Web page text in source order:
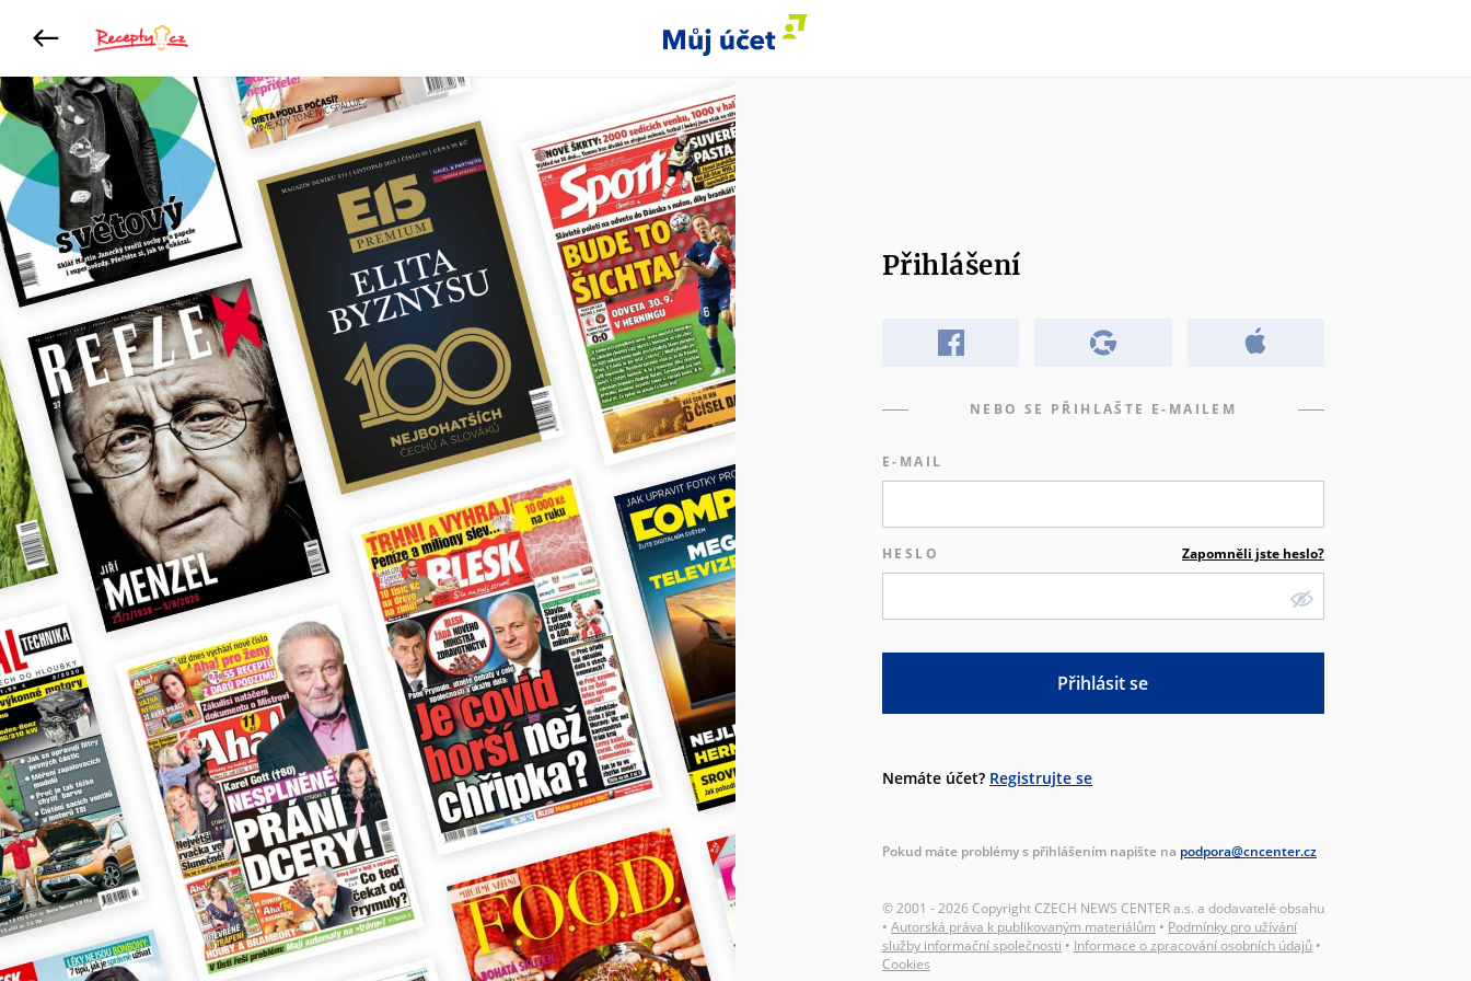
Přihlášení
NEBO SE PŘIHLAŠTE E-MAILEM
E-MAIL
HESLO Zapomněli jste heslo?
Přihlásit se
Nemáte účet? Registrujte se
Pokud máte problémy s přihlášením napište na podpora@cncenter.cz
© 2001 - 2026 Copyright CZECH NEWS CENTER a.s. a dodavatelé obsahu
• Autorská práva k publikovaným materiálům • Podmínky pro užívání
služby informační společnosti • Informace o zpracování osobních údajů •
Cookies